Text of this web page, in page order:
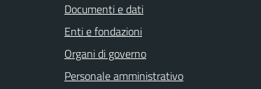
Documenti e dati
Enti e fondazioni
Organi di governo
Personale amministrativo